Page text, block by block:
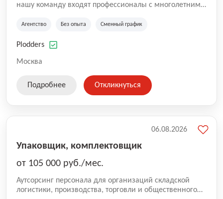
нашу команду входят профессионалы с многолетним
на рынке аутсорсинга, а накопленный опыт позволяют
оказываемых услуг.
Агентство Без опыта Сменный график
Plodders
Москва
Подробнее Откликнуться
Упаковщик, комплектовщик
от 105 000 руб./мес.
Аутсорсинг персонала для организаций складской
логистики, производства, торговли и общественного
06.08.2026